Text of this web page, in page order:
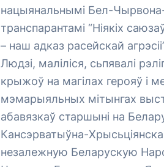
нацыянальнымі Бел-Чырвона-
транспарантамі “Ніякіх
– наш адказ расейскай
Людзі, маліліся, сьпявалі
крыжоў на магілах герояў і
мэмарыяльных мітынгах
абавязкаў старшыні на
Кансэрватыўна-
незалежную Беларускую